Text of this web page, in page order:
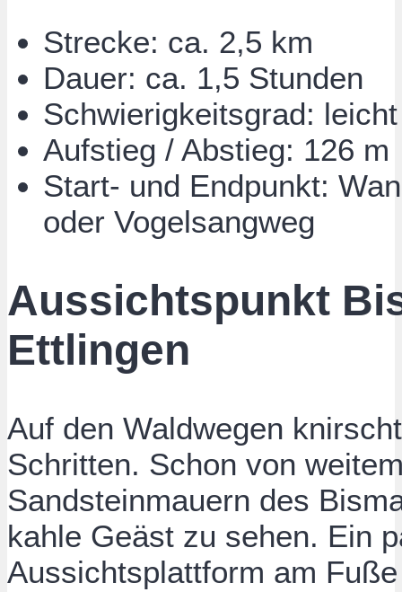
Strecke: ca. 2,5 km
Dauer: ca. 1,5 Stunden
Schwierigkeitsgrad: leicht
Aufstieg / Abstieg: 126 m
Start- und Endpunkt:
oder Vogelsangweg
Aussichtspunkt
Ettlingen
Auf den Waldwegen
Schritten. Schon von
Sandsteinmauern des
kahle Geäst zu sehen. Ein
Aussichtsplattform am